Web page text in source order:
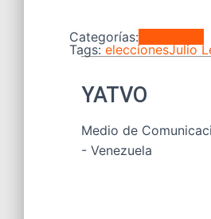
Categorías:
Tags:eleccionesJulio
YATVO
Medio de
- Venezuela